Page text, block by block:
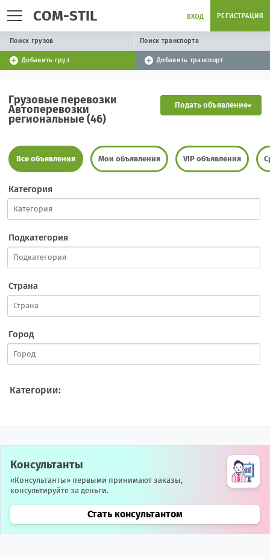
COM-STIL ВХОД РЕГИСТРАЦИЯ
Поиск грузов Поиск транспорта
Добавить груз Добавить транспорт
Грузовые перевозки
Автоперевозки
региональные (46)
Подать объявление
Все объявления Мои объявления VIP объявления
Категория
Подкатегория
Страна
Город
Категории:
Консультанты
«Консультанты» первыми принимают заказы,
консультируйте за деньги.
Стать консультантом